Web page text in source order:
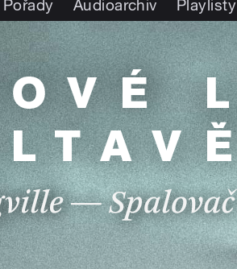
Pořady Audioarchiv Playlisty